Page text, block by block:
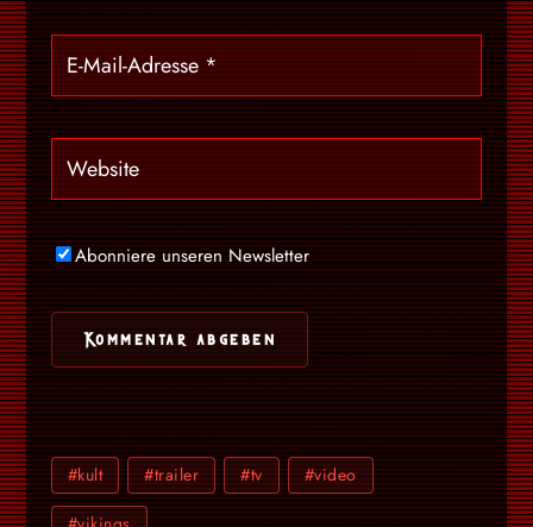
Abonniere unseren Newsletter
#kult #trailer #tv #video